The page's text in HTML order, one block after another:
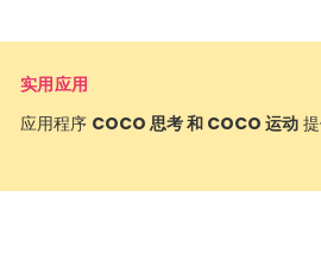
实用应用
应用程序 COCO 思考 和 COCO 运动提